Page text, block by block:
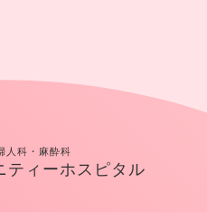
人科・麻酔科
ティーホスピタル